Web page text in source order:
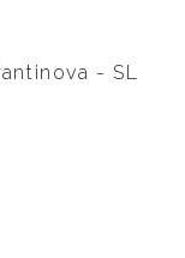
- SL